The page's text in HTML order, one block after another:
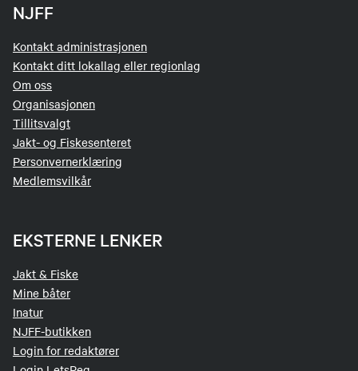
NJFF
Kontakt administrasjonen
Kontakt ditt lokallag eller regionlag
Om oss
Organisasjonen
Tillitsvalgt
Jakt- og Fiskesenteret
Personvernerklæring
Medlemsvilkår
EKSTERNE LENKER
Jakt & Fiske
Mine båter
Inatur
NJFF-butikken
Login for redaktører